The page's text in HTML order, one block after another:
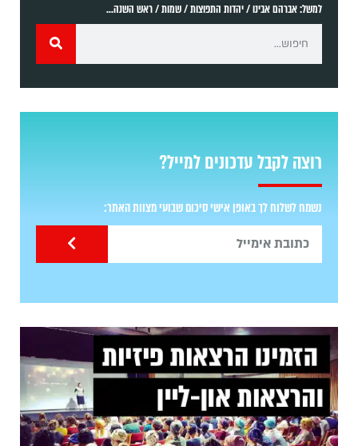
למשל: אברהם אבינו / יהדות התפוצות / שמות / ראש השנה...
רוצה לקבל עדכונים למייל?
נשמח לשלוח לך באופן אישי סיכום שבועי מצוות האתר: